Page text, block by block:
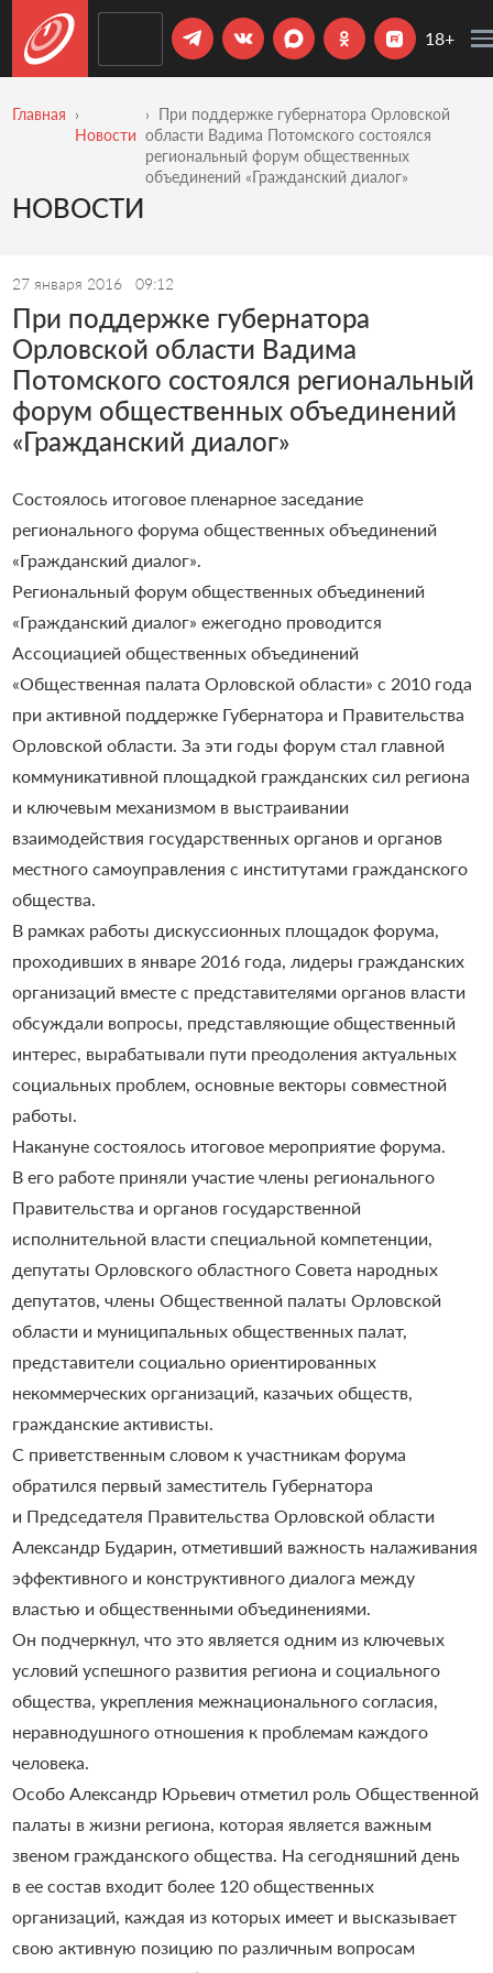
18+
Главная
Новости
При поддержке губернатора Орловской
области Вадима Потомского состоялся
региональный форум общественных
объединений «Гражданский диалог»
НОВОСТИ
27 января 2016 09:12
При поддержке губернатора
Орловской области Вадима
Потомского состоялся региональный
форум общественных объединений
«Гражданский диалог»
Состоялось итоговое пленарное заседание
регионального форума общественных объединений
«Гражданский диалог».
Региональный форум общественных объединений
«Гражданский диалог» ежегодно проводится
Ассоциацией общественных объединений
«Общественная палата Орловской области» с 2010 года
при активной поддержке Губернатора и Правительства
Орловской области. За эти годы форум стал главной
коммуникативной площадкой гражданских сил региона
и ключевым механизмом в выстраивании
взаимодействия государственных органов и органов
местного самоуправления с институтами гражданского
общества.
В рамках работы дискуссионных площадок форума,
проходивших в январе 2016 года, лидеры гражданских
организаций вместе с представителями органов власти
обсуждали вопросы, представляющие общественный
интерес, вырабатывали пути преодоления актуальных
социальных проблем, основные векторы совместной
работы.
Накануне состоялось итоговое мероприятие форума.
В его работе приняли участие члены регионального
Правительства и органов государственной
исполнительной власти специальной компетенции,
депутаты Орловского областного Совета народных
депутатов, члены Общественной палаты Орловской
области и муниципальных общественных палат,
представители социально ориентированных
некоммерческих организаций, казачьих обществ,
гражданские активисты.
С приветственным словом к участникам форума
обратился первый заместитель Губернатора
и Председателя Правительства Орловской области
Александр Бударин, отметивший важность налаживания
эффективного и конструктивного диалога между
властью и общественными объединениями.
Он подчеркнул, что это является одним из ключевых
условий успешного развития региона и социального
общества, укрепления межнационального согласия,
неравнодушного отношения к проблемам каждого
человека.
Особо Александр Юрьевич отметил роль Общественной
палаты в жизни региона, которая является важным
звеном гражданского общества. На сегодняшний день
в ее состав входит более 120 общественных
организаций, каждая из которых имеет и высказывает
свою активную позицию по различным вопросам